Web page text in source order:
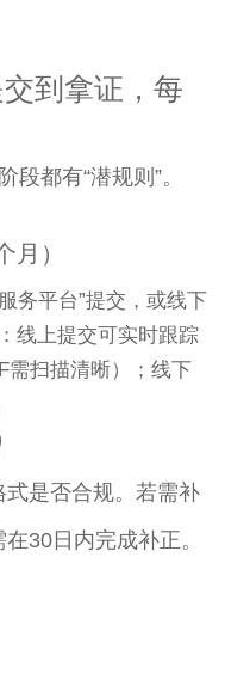
到拿证，每
都有“潜规则”。
月）
务平台”提交，或线下
：线上提交可实时跟踪
需扫描清晰）；线下
是否合规。若需补
30日内完成补正。